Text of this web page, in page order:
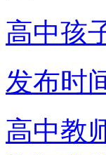
高中孩
发布时
高中教